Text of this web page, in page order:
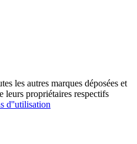
les autres marques déposées et
leurs propriétaires respectifs
d''utilisation